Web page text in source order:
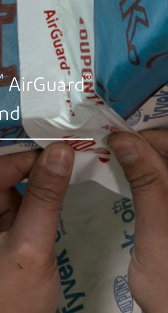
AirGuard®